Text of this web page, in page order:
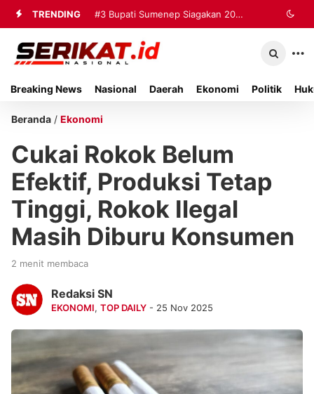
TRENDING #3 Bupati Sumenep Siagakan 20
Ambulans dan Tiga Rumah Sakit
Breaking News Nasional Daerah Ekonomi Politik
Beranda / Ekonomi
Cukai Rokok Belum
Efektif, Produksi Tetap
Tinggi, Rokok Ilegal
Masih Diburu Konsumen
2 menit membaca
Redaksi SN
EKONOMI, TOP DAILY - 25 Nov 2025